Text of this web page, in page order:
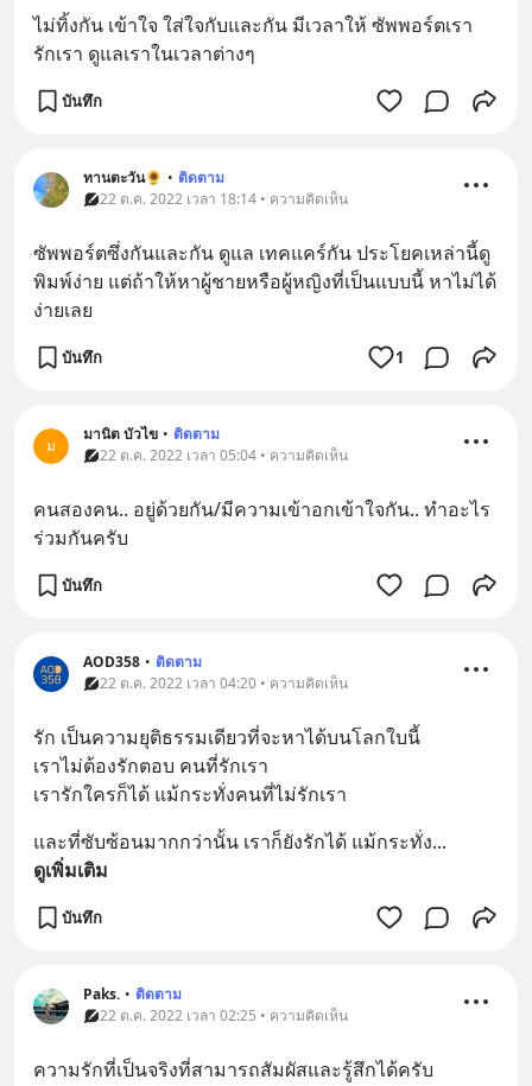
ไม่ทิ้งกัน เข้าใจ ใส่ใจกับและกัน มีเวลาให้ ซัพพอร์ตเรา
รักเรา ดูแลเราในเวลาต่างๆ
บันทึก
ทานตะวัน🌻 • ติดตาม
22 ต.ค. 2022 เวลา 18:14 • ความคิดเห็น
ซัพพอร์ตซึ่งกันและกัน​ ดูแล​ เทคแคร์กัน​ ประโยคเหล่านี้ดู
พิมพ์​ง่าย​ แต่ถ้าให้หาผู้ชายหรือผู้หญิงที่เป็นแบบนี้​ หาไม่ได้
ง่ายเลย​
บันทึก 1
ม
มานิต บัวไข • ติดตาม
22 ต.ค. 2022 เวลา 05:04 • ความคิดเห็น
คน​สอง​คน.. อยู่​ด้วยกัน​/มี​ความ​เข้า​อก​เข้าใจ​กัน.. ท​ำ​อะไร​
ร่วมกัน​ครับ​
บันทึก
AOD358 • ติดตาม
22 ต.ค. 2022 เวลา 04:20 • ความคิดเห็น
รัก เป็นความยุติธรรมเดียวที่จะหาได้บนโลกใบนี้
เราไม่ต้องรักตอบ คนที่รักเรา
เรารักใครก็ได้ แม้กระทั่งคนที่ไม่รักเรา
และที่ซับซ้อนมากกว่านั้น เราก็ยังรักได้ แม้กระทั่ง...
ดูเพิ่มเติม
บันทึก
Paks. • ติดตาม
22 ต.ค. 2022 เวลา 02:25 • ความคิดเห็น
ความรักที่เป็นจริงที่สามารถสัมผัสและรู้สึกได้ครับ